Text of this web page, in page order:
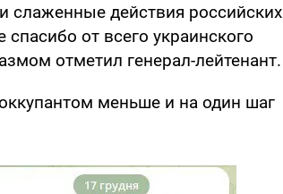
слаженные действия российских
от всего украинского
отметил генерал-лейтенант.
меньше и на один шаг